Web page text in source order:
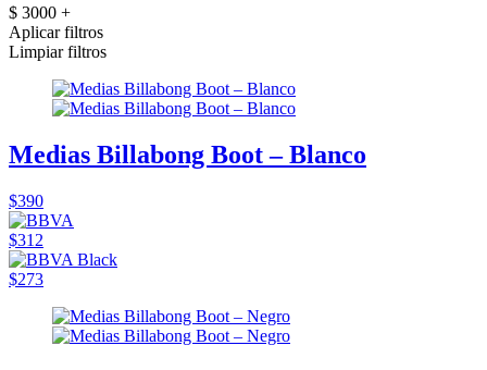
$ 3000 +
Aplicar filtros
Limpiar filtros
Medias Billabong Boot – Blanco
$390
$312
$273